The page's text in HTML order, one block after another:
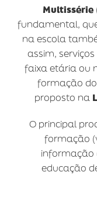
Multissérie
fundamental,
na escola
assim,
faixa etária ou
formação
proposto na
O principal
formação
informação
educação